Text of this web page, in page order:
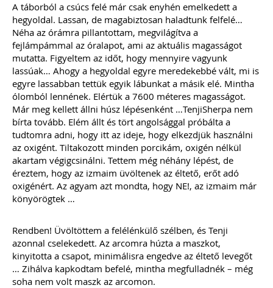
A táborból a csúcs felé már csak enyhén emelkedett a
hegyoldal. Lassan, de magabiztosan haladtunk felfelé…
Néha az órámra pillantottam, megvilágítva a
fejlámpámmal az óralapot, ami az aktuális magasságot
mutatta. Figyeltem az időt, hogy mennyire vagyunk
lassúak… Ahogy a hegyoldal egyre meredekebbé vált, mi is
egyre lassabban tettük egyik lábunkat a másik elé. Mintha
ólomból lennének. Elértük a 7600 méteres magasságot.
Már meg kellett állni húsz lépésenként …TenjiSherpa nem
bírta tovább. Elém állt és tört angolsággal próbálta a
tudtomra adni, hogy itt az ideje, hogy elkezdjük használni
az oxigént. Tiltakozott minden porcikám, oxigén nélkül
akartam végigcsinálni. Tettem még néhány lépést, de
éreztem, hogy az izmaim üvöltenek az éltető, erőt adó
oxigénért. Az agyam azt mondta, hogy NE!, az izmaim már
könyörögtek …
Rendben! Üvöltöttem a felélénkülő szélben, és Tenji
azonnal cselekedett. Az arcomra húzta a maszkot,
kinyitotta a csapot, minimálisra engedve az éltető levegőt
… Zihálva kapkodtam befelé, mintha megfulladnék – még
soha nem volt maszk az arcomon.